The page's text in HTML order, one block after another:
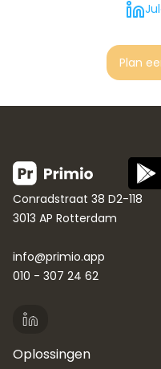
Plan
Conradstraat 38 D2-118
3013 AP Rotterdam
info@primio.app
010 - 307 24 62
Oplossingen